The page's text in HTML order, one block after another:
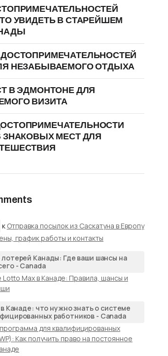
УВИДЕТЬ В СТАРЕЙШЕМ
НЕЗАБЫВАЕМОГО ОТДЫХА
В ЭДМОНТОНЕ ДЛЯ
ВИЗИТА
ЗНАКОВЫХ МЕСТ ДЛЯ
к Отправка посылок из Саскатуна в Европу
график работы и контакты
Канады: Где ваши шансы на
- Canada
Max в Канаде: Правила, шансы и
Канаде: что нужно знать о системе
работников - Canada
для квалифицированных
Как получить право на постоянное